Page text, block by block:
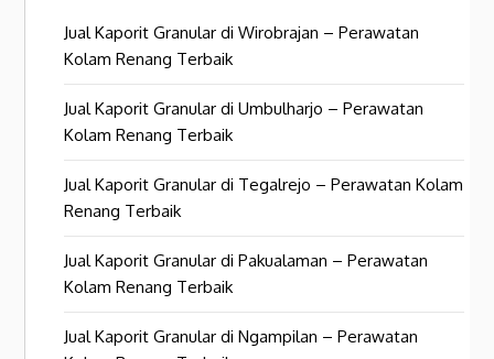
Jual Kaporit Granular di Wirobrajan – Perawatan
Kolam Renang Terbaik
Jual Kaporit Granular di Umbulharjo – Perawatan
Kolam Renang Terbaik
Jual Kaporit Granular di Tegalrejo – Perawatan Kolam
Renang Terbaik
Jual Kaporit Granular di Pakualaman – Perawatan
Kolam Renang Terbaik
Jual Kaporit Granular di Ngampilan – Perawatan